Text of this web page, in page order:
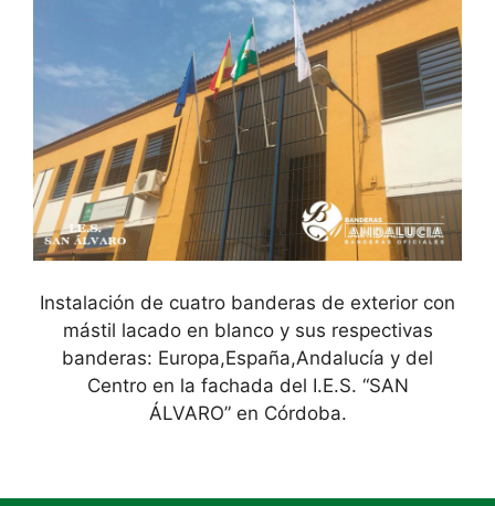
Instalación de cuatro banderas de exterior con
mástil lacado en blanco y sus respectivas
banderas: Europa,España,Andalucía y del
Centro en la fachada del I.E.S. “SAN
ÁLVARO” en Córdoba.